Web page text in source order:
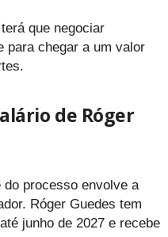
que negociar
para chegar a um valor
de Róger
do processo envolve a
Róger Guedes tem
junho de 2027 e recebe